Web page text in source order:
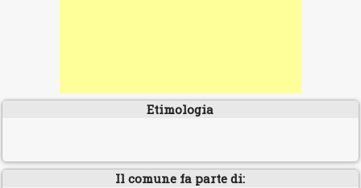
Etimologia
Il comune fa parte di: